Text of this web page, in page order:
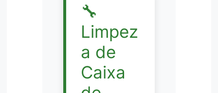
🔧
Limpez
a de
Caixa